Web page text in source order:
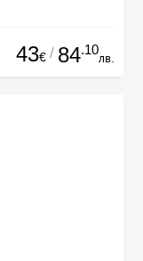
43€ / 84.10
лв.